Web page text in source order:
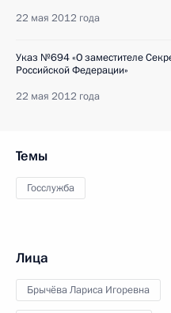
22 мая 2012 года
Указ №694 «О заместителе
Российской Федерации»
22 мая 2012 года
Темы
Госслужба
Лица
Брычёва Лариса Игоревна